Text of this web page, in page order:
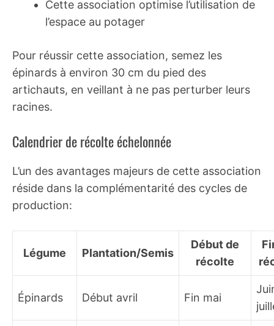
Cette association optimise l’utilisation de
l’espace au potager
Pour réussir cette association, semez les
épinards à environ 30 cm du pied des
artichauts, en veillant à ne pas perturber leurs
racines.
Calendrier de récolte échelonnée
L’un des avantages majeurs de cette association
réside dans la complémentarité des cycles de
production:
Légume Plantation/Semis
Début de
récolte
Épinards Début avril Fin mai